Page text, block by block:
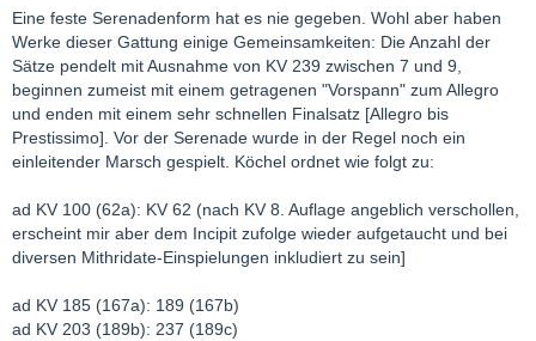
Eine feste Serenadenform hat es nie gegeben. Wohl aber haben
Werke dieser Gattung einige Gemeinsamkeiten: Die Anzahl der
Sätze pendelt mit Ausnahme von KV 239 zwischen 7 und 9,
beginnen zumeist mit einem getragenen "Vorspann" zum Allegro
und enden mit einem sehr schnellen Finalsatz [Allegro bis
Prestissimo]. Vor der Serenade wurde in der Regel noch ein
einleitender Marsch gespielt. Köchel ordnet wie folgt zu:
ad KV 100 (62a): KV 62 (nach KV 8. Auflage angeblich verschollen,
erscheint mir aber dem Incipit zufolge wieder aufgetaucht und bei
diversen Mithridate-Einspielungen inkludiert zu sein]
ad KV 185 (167a): 189 (167b)
ad KV 203 (189b): 237 (189c)